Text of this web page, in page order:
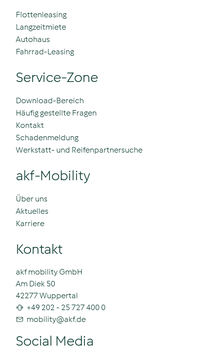
Flottenleasing
Langzeitmiete
Autohaus
Fahrrad-Leasing
Service-Zone
Download-Bereich
Häufig gestellte Fragen
Kontakt
Schadenmeldung
Werkstatt- und Reifenpartnersuche
akf-Mobility
Über uns
Aktuelles
Karriere
Kontakt
akf mobility GmbH
Am Diek 50
42277 Wuppertal
+49 202 - 25 727 400 0
mobility@akf.de
Social Media